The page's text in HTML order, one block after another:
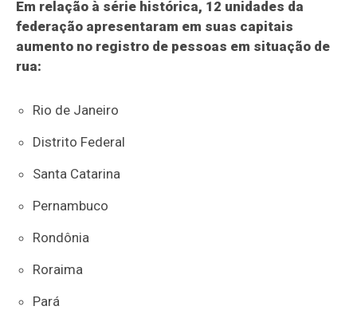
Em relação à série histórica, 12 unidades da
federação apresentaram em suas capitais
aumento no registro de pessoas em situação de
rua:
Rio de Janeiro
Distrito Federal
Santa Catarina
Pernambuco
Rondônia
Roraima
Pará